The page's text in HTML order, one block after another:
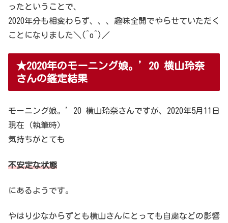
ったということで、
2020年分も相変わらず、、、趣味全開でやらせていただく
ことになりました＼(^o^)／
★2020年のモーニング娘。’20 横山玲奈
さんの鑑定結果
モーニング娘。’20 横山玲奈さんですが、2020年5月11日
現在（執筆時）
気持ちがとても
不安定な状態
にあるようです。
やはり少なからずとも横山さんにとっても自粛などの影響